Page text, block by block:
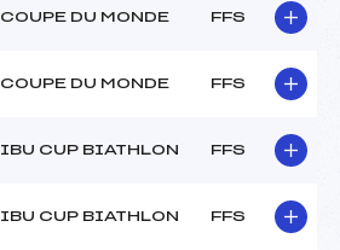
COUPE DU MONDE FFS
COUPE DU MONDE FFS
IBU CUP BIATHLON FFS
IBU CUP BIATHLON FFS